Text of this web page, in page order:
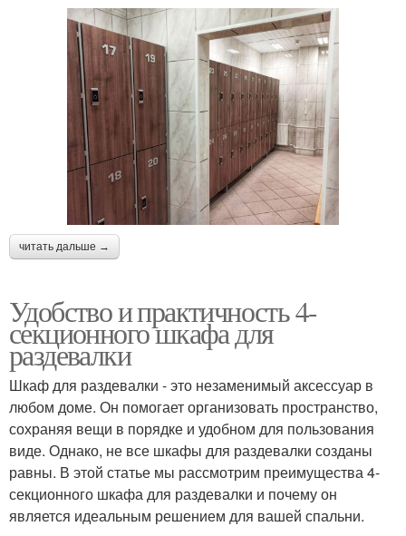
читать дальше →
Удобство и практичность 4-
секционного шкафа для
раздевалки
Шкаф для раздевалки - это незаменимый аксессуар в
любом доме. Он помогает организовать пространство,
сохраняя вещи в порядке и удобном для пользования
виде. Однако, не все шкафы для раздевалки созданы
равны. В этой статье мы рассмотрим преимущества 4-
секционного шкафа для раздевалки и почему он
является идеальным решением для вашей спальни.